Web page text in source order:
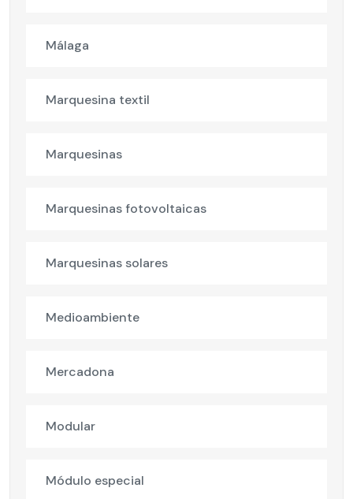
Málaga
Marquesina textil
Marquesinas
Marquesinas fotovoltaicas
Marquesinas solares
Medioambiente
Mercadona
Modular
Módulo especial